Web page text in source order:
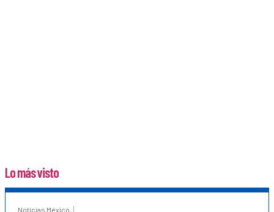
Lo más visto
Noticias México